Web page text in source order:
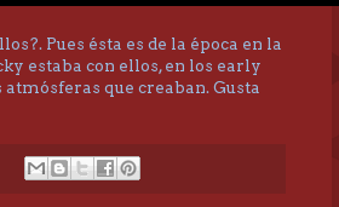
Pues ésta es de la época en la
estaba con ellos, en los early
que creaban. Gusta